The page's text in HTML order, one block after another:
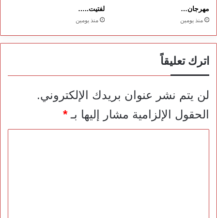
مهرجان…
منذ يومين
لفتيت..…
منذ يومين
اترك تعليقاً
لن يتم نشر عنوان بريدك الإلكتروني.
الحقول الإلزامية مشار إليها بـ*